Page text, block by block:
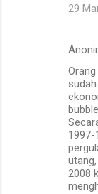
29
1997-
2008